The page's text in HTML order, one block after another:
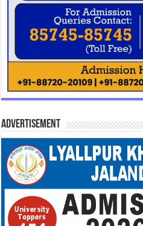
Advertisement